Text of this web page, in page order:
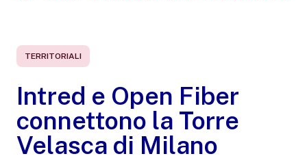
TERRITORIALI
Intred e Open Fiber
connettono la Torre
Velasca di Milano